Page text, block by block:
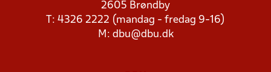
2605 Brøndby
T: 4326 2222 (mandag - fredag 9-16)
M: dbu@dbu.dk